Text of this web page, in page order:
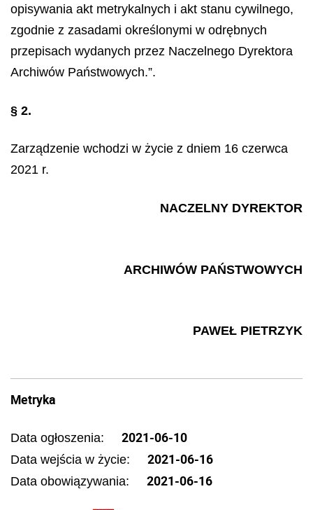
opisywania akt metrykalnych i akt stanu cywilnego,
zgodnie z zasadami określonymi w odrębnych
przepisach wydanych przez Naczelnego Dyrektora
Archiwów Państwowych.”.
§ 2.
Zarządzenie wchodzi w życie z dniem 16 czerwca
2021 r.
NACZELNY DYREKTOR
ARCHIWÓW PAŃSTWOWYCH
PAWEŁ PIETRZYK
Metryka
Data ogłoszenia: 2021-06-10
Data wejścia w życie: 2021-06-16
Data obowiązywania: 2021-06-16